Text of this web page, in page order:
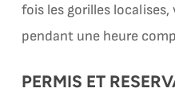
fois les gorilles
pendant une heure
PERMIS ET